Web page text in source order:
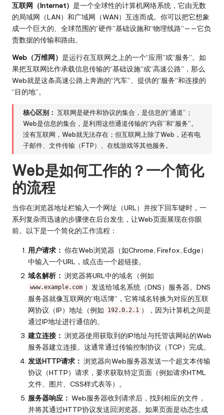
互联网（Internet） 是一个全球性的计算机网络系统，它由无数
的局域网（LAN）和广域网（WAN）互连而成。你可以把它想象
成一个巨大的、全球范围的“硬件”基础设施和“物理线路”——它负
责数据的传输和路由。
Web（万维网） 是运行在互联网之上的一个“应用”或“服务”。如
果把互联网比作承载信息传输的“基础设施”或“高速公路”，那么
Web就是这条高速公路上奔跑的“汽车”、提供的“服务”和连接的
“目的地”。
核心区别： 互联网是硬件和协议的集合，是信息的“通道”；
Web是信息的集合，是利用这些通道传输的“内容”和“服务”。
没有互联网，Web就无法存在；但互联网上除了Web，还有电
子邮件、文件传输（FTP）、在线游戏等其他服务。
Web是如何工作的？一个简化
的流程
当你在浏览器地址栏输入一个网址（URL）并按下回车键时，一
系列复杂而迅速的步骤便在后台发生，让Web页面展现在你眼
前。以下是一个简化的工作流程：
用户请求： 你在Web浏览器（如Chrome, Firefox, Edge）
中输入一个URL，或点击一个超链接。
域名解析： 浏览器将URL中的域名（例如
www.example.com ）发送给域名系统（DNS）服务器。DNS
服务器就像互联网的“电话簿”，它将域名转换为对应的互联
网协议（IP）地址（例如
192.0.2.1 ），因为计算机之间是
通过IP地址进行通信的。
建立连接： 浏览器使用获取到的IP地址与托管该网站的Web
服务器建立连接。这通常通过传输控制协议（TCP）完成。
发送HTTP请求： 浏览器向Web服务器发送一个超文本传输
协议（HTTP）请求，要求获取特定页面（例如请求HTML
文件、图片、CSS样式表等）。
服务器响应： Web服务器收到请求后，找到相应的文件，
并将其通过HTTP协议发送回浏览器。如果页面是动态生成